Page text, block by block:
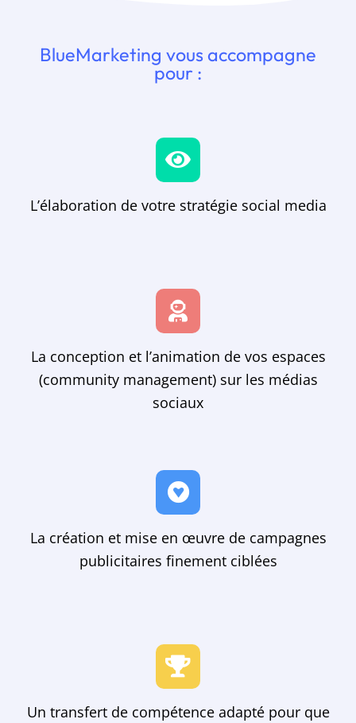
BlueMarketing vous accompagne
pour :
L’élaboration de votre stratégie social media
La conception et l’animation de vos espaces
(community management) sur les médias
sociaux
La création et mise en œuvre de campagnes
publicitaires finement ciblées
Un transfert de compétence adapté pour que